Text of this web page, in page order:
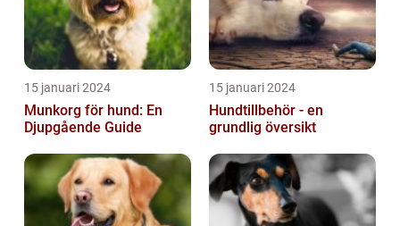
15 januari 2024
Munkorg för hund: En
Djupgående Guide
15 januari 2024
Hundtillbehör - en
grundlig översikt